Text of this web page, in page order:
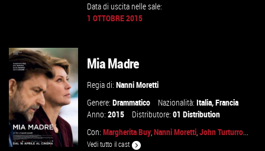
VAI ALLA SCHEDA
Data di uscita nelle sale:
1 OTTOBRE 2015
Mia Madre
Regia di:Nanni Moretti
Genere:Drammatico Nazionalità:Italia,Francia
Anno:2015 Distributore:01 Distribution
Con:Margherita Buy,Nanni Moretti,John Turturro...
Vedi tutto il cast